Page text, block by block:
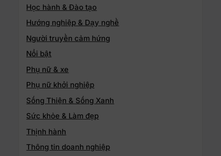
Học hành & Đào tạo
Hướng nghiệp & Dạy nghề
Người truyền cảm hứng
Nổi bật
Phụ nữ & xe
Phụ nữ khởi nghiệp
Sống Thiện & Sống Xanh
Sức khỏe & Làm đẹp
Thịnh hành
Thông tin doanh nghiệp